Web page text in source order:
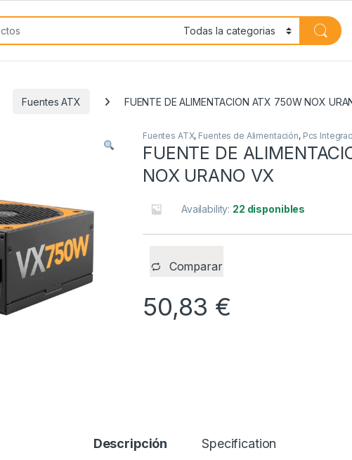
Fuentes ATX FUENTE DE ALIMENTACION ATX 750W NOX
Fuentes ATX, Fuentes de Alimentación, Pcs
FUENTE DE
NOX URANO VX
Availability: 22 disponibles
Comparar
50,83 €
Descripción Specification